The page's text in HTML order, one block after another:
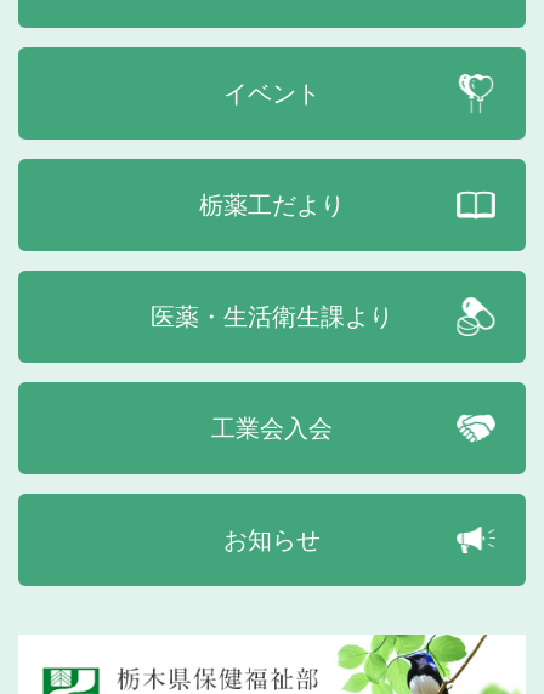
イベント
栃薬工だより
医薬・生活衛生課より
工業会入会
お知らせ